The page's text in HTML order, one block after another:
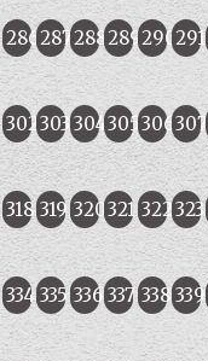
286287288289290291
302303 304305306307
318 319 320321 322323
334 335 336 337 338 339